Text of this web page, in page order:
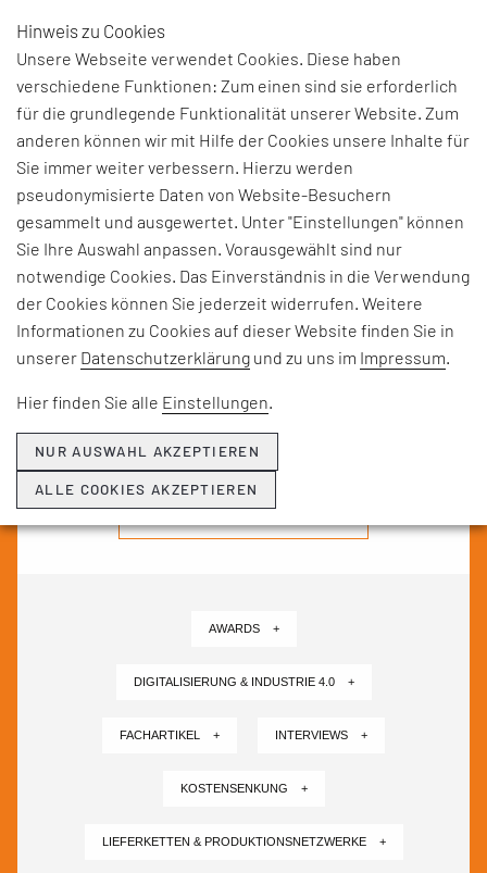
THEMEN & NEWS
Beiträge und Interviews zu aktuellen Fach-, Technologie-
und Branchenherausforderungen, Informationen zu
unseren Beratungsangeboten, Seminaren und Events
sowie Unternehmensthemen:
Hier erfahren Sie, was EFESO bewegt.
AWARDS +
DIGITALISIERUNG & INDUSTRIE 4.0 +
FACHARTIKEL + INTERVIEWS +
KOSTENSENKUNG +
LIEFERKETTEN & PRODUKTIONSNETZWERKE +
Hinweis zu Cookies
Unsere Webseite verwendet Cookies. Diese haben
verschiedene Funktionen: Zum einen sind sie erforderlich
für die grundlegende Funktionalität unserer Website. Zum
anderen können wir mit Hilfe der Cookies unsere Inhalte für
Sie immer weiter verbessern. Hierzu werden
pseudonymisierte Daten von Website-Besuchern
gesammelt und ausgewertet. Unter "Einstellungen" können
Sie Ihre Auswahl anpassen. Vorausgewählt sind nur
notwendige Cookies. Das Einverständnis in die Verwendung
der Cookies können Sie jederzeit widerrufen. Weitere
Informationen zu Cookies auf dieser Website finden Sie in
unserer Datenschutzerklärung und zu uns im Impressum.
Hier finden Sie alle Einstellungen.
NUR AUSWAHL AKZEPTIEREN
ALLE COOKIES AKZEPTIEREN